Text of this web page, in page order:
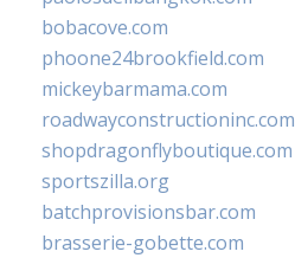
bobacove.com
phoone24brookfield.com
mickeybarmama.com
roadwayconstructioninc.com
shopdragonflyboutique.com
sportszilla.org
batchprovisionsbar.com
brasserie-gobette.com